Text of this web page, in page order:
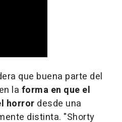
que buena parte del
la forma en que el
horror desde una
distinta. "Shorty